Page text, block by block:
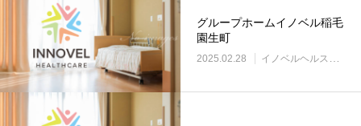
グループホームイノベル稲毛
園生町
2025.02.28 イノベルヘルスケア事業所